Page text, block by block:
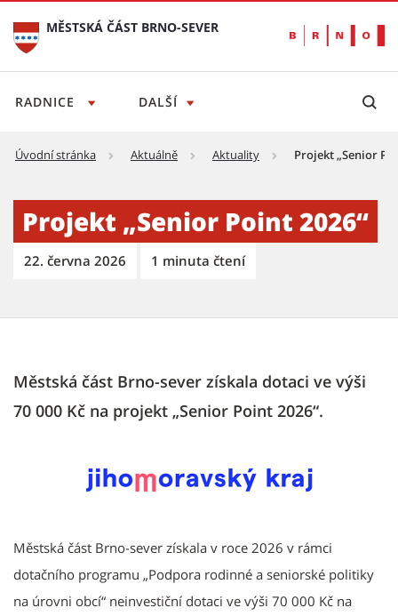
MĚSTSKÁ ČÁST BRNO-SEVER
RADNICE DALŠÍ
Úvodní stránka Aktuálně Aktuality Projekt „Senior
Projekt „Senior Point 2026“
22. června 2026 1 minuta čtení
Městská část Brno-sever získala dotaci ve výši
70 000 Kč na projekt „Senior Point 2026“.
Městská část Brno-sever získala v roce 2026 v rámci
dotačního programu „Podpora rodinné a seniorské politiky
na úrovni obcí“ neinvestiční dotaci ve výši 70 000 Kč na